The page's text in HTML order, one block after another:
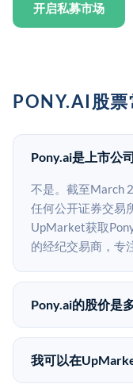
开启私募市场
PONY.AI股票
Pony.ai是上市公
不是。截至March
任何公开证券交易
UpMarket获取
的经纪交易商，专
Pony.ai的股价是
Pony.ai没有公开
已知股价来自其最
我可以在